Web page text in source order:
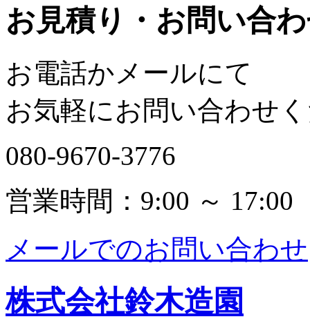
お見積り・お問い合
お電話かメールにて
お気軽にお問い合わせ
080-9670-3776
営業時間：9:00 ～ 17:00
メールでのお問い合わせ
株式会社鈴木造園